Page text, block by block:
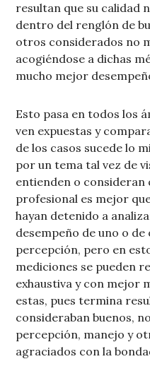
resultan que su calidad
dentro del renglón de
otros considerados no
acogiéndose a dichas
mucho mejor
Esto pasa en todos los
ven expuestas y
de los casos sucede lo
por un tema tal vez de
entienden o consideran
profesional es mejor
hayan detenido a
desempeño de uno o
percepción, pero en
mediciones se pueden
exhaustiva y con mejor
estas, pues termina
consideraban buenos,
percepción, manejo y
agraciados con la